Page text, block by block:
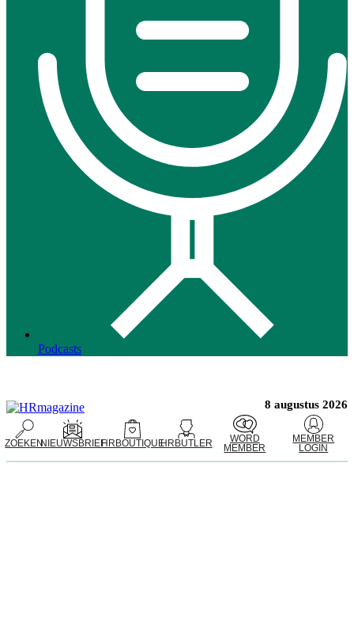
Podcasts
8 augustus 2026
ZOEKENNIEUWSBRIEFHRBOUTIQUEHRBUTLER
WORD
MEMBER
MEMBER
LOGIN